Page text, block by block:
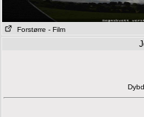
Forstørre- Film